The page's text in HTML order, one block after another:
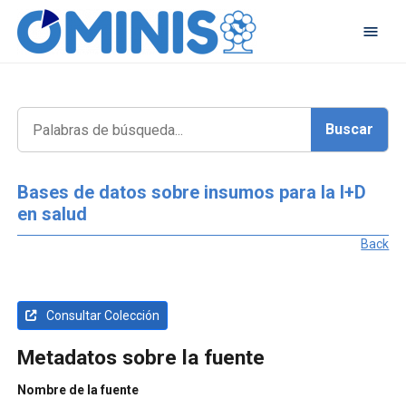
Bases de datos sobre insumos para la I+D
en salud
Back
Consultar Colección
Metadatos sobre la fuente
Nombre de la fuente